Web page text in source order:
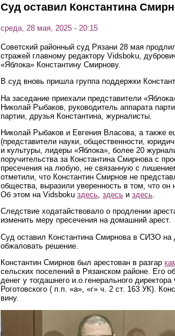
Суд оставил Константина
среда, 28 мая, 2025 - 20:15
Советский районный суд Рязани 28 мая
стражей главному редактору Vidsboku,
«Яблока» Константину Смирнову.
В суд вновь пришла группа поддержки
На заседание приехали представители
Николай Рыбаков, руководитель аппарата
партии, друзья Константина, журналисты.
Николай Рыбаков и Евгения Власова, а также
(представители науки, общественности,
и культуры, лидеры «Яблока», более 20
поручительства за Константина Смирнова с
пресечения на любую, не связанную с
отметили, что Константин Смирнов не
общества, выразили уверенность в том, что он
Об этом на Vidsboku здесь здесь и здесь
Следствие ходатайствовало о продлении
изменить меру пресечения на домашний арест.
Суд оставил Константина Смирнова в СИЗО на
обжаловать решение.
Константин Смирнов был арестован в разгар
сельских поселений в Рязанском районе. Его
денег у тогдашнего и.о.генерального
Роготовского ( п.п. «а», «г» ч. 2 ст. 163 УК).
вину.
smirnov2.jpg